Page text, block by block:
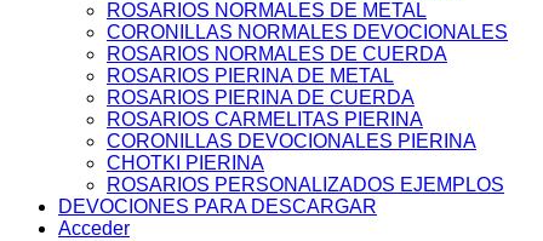
ROSARIOS NORMALES DE METAL
CORONILLAS NORMALES DEVOCIONALES
ROSARIOS NORMALES DE CUERDA
ROSARIOS PIERINA DE METAL
ROSARIOS PIERINA DE CUERDA
ROSARIOS CARMELITAS PIERINA
CORONILLAS DEVOCIONALES PIERINA
CHOTKI PIERINA
ROSARIOS PERSONALIZADOS EJEMPLOS
DEVOCIONES PARA DESCARGAR
Acceder